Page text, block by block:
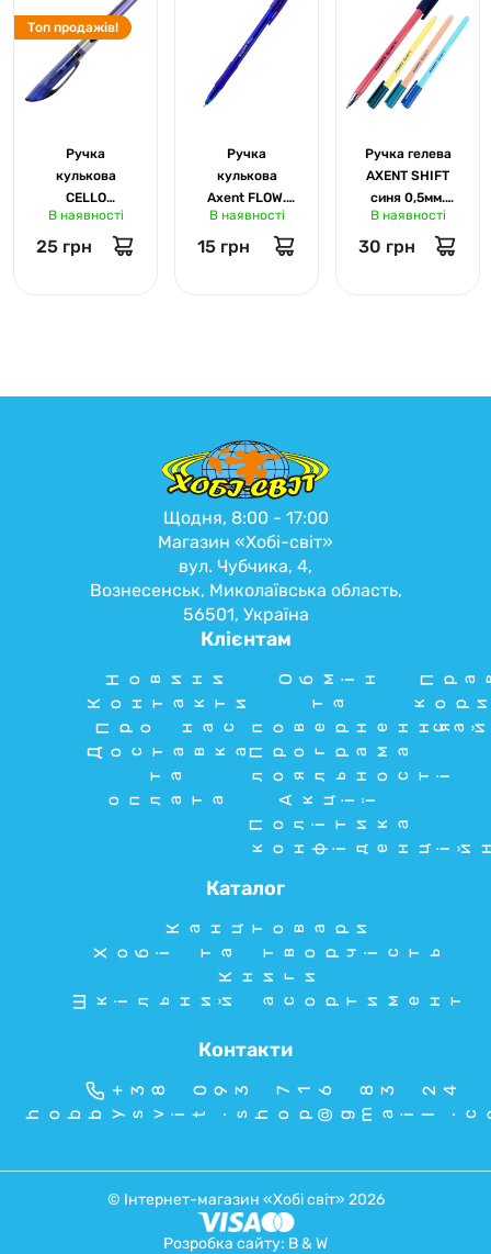
Топ продажів!
Ручка
кулькова
CELLO
Writtometter
10 000м асорті
В наявності
25 грн
Ручка
кулькова
Axent FLOW.
синя. 0,7мм
1054
В наявності
15 грн
Ручка гелева
AXENT SHIFT
синя 0,5мм.
пиши-стирай
1095
В наявності
30 грн
Щодня, 8:00 - 17:00
Магазин «Хобі-світ»
вул. Чубчика, 4,
Вознесенськ, Миколаївська область,
56501, Україна
Клієнтам
Новини
Контакти
Про нас
Доставка
та
оплата
Обмін
та
повернення
Програма
лояльності
Акції
Політика
Каталог
Канцтовари
Хобі та творчість
Книги
Шкільний асортимент
Контакти
+38 093 716 83 24
© Інтернет-магазин «Хобі світ» 2026
Розробка сайту: B & W